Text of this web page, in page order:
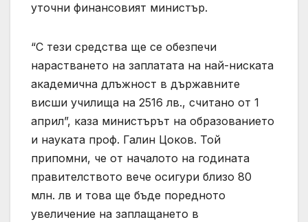
уточни финансовият министър.
“С тези средства ще се обезпечи
нарастването на заплатата на най-ниската
академична длъжност в държавните
висши училища на 2516 лв., считано от 1
април”, каза министърът на образованието
и науката проф. Галин Цоков. Той
припомни, че от началото на годината
правителството вече осигури близо 80
млн. лв и това ще бъде поредното
увеличение на заплащането в